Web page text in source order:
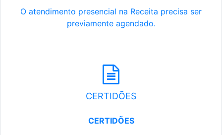
O atendimento presencial na Receita precisa ser
previamente agendado.
CERTIDÕES
CERTIDÕES